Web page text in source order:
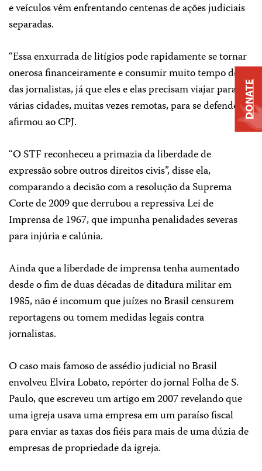
e veículos vêm enfrentando centenas de ações judiciais
separadas.
“Essa enxurrada de litígios pode rapidamente se tornar
onerosa financeiramente e consumir muito tempo dos e
das jornalistas, já que eles e elas precisam viajar para
várias cidades, muitas vezes remotas, para se defender”,
afirmou ao CPJ.
“O STF reconheceu a primazia da liberdade de
expressão sobre outros direitos civis”, disse ela,
comparando a decisão com a resolução da Suprema
Corte de 2009 que derrubou a repressiva Lei de
Imprensa de 1967, que impunha penalidades severas
para injúria e calúnia.
Ainda que a liberdade de imprensa tenha aumentado
desde o fim de duas décadas de ditadura militar em
1985, não é incomum que juízes no Brasil censurem
reportagens ou tomem medidas legais contra
jornalistas.
O caso mais famoso de assédio judicial no Brasil
envolveu Elvira Lobato, repórter do jornal Folha de S.
Paulo, que escreveu um artigo em 2007 revelando que
uma igreja usava uma empresa em um paraíso fiscal
para enviar as taxas dos fiéis para mais de uma dúzia de
empresas de propriedade da igreja.
DONATE